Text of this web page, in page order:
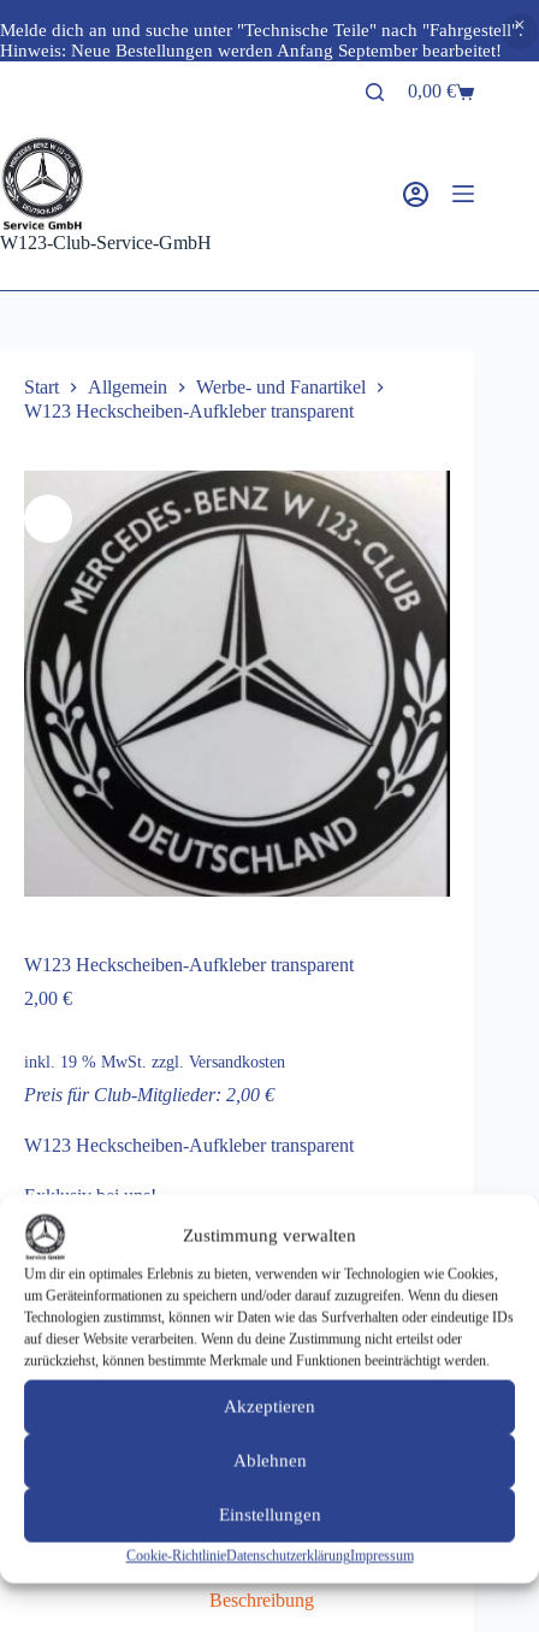
Zustimmung verwalten
Um dir ein optimales Erlebnis zu bieten, verwenden wir Technologien wie Cookies,
um Geräteinformationen zu speichern und/oder darauf zuzugreifen. Wenn du diesen
Technologien zustimmst, können wir Daten wie das Surfverhalten oder eindeutige IDs
auf dieser Website verarbeiten. Wenn du deine Zustimmung nicht erteilst oder
zurückziehst, können bestimmte Merkmale und Funktionen beeinträchtigt werden.
Akzeptieren
Ablehnen
Einstellungen
Cookie-RichtlinieDatenschutzerklärungImpressum
Melde dich an und suche unter "Technische Teile" nach "Fahrgestell".
Hinweis: Neue Bestellungen werden Anfang September bearbeitet!
Warenkorb
0,00€
W123-Club-Service-GmbH
Start Allgemein
Werbe- und Fanartikel
W123 Heckscheiben-Aufkleber transparent
W123 Heckscheiben-Aufkleber transparent
2,00 €
inkl. 19 % MwSt. zzgl. Versandkosten
Preis für Club-Mitglieder: 2,00 €
W123 Heckscheiben-Aufkleber transparent
Exklusiv bei uns!
Dieses Ersatzteil ist ausschließlich für Mitglieder des
W123-Clubs erhältlich
ARTIKELNUMMER:
WERBE- UND FANARTIKEL
SCHLAGWORT:
Beschreibung